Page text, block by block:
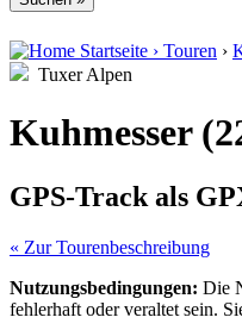
Startseite › Touren ›
Tuxer Alpen
Kuhmesser
GPS-Track als
« Zur Tourenbeschreibung
Nutzungsbedingungen: Die
fehlerhaft oder veraltet sein.